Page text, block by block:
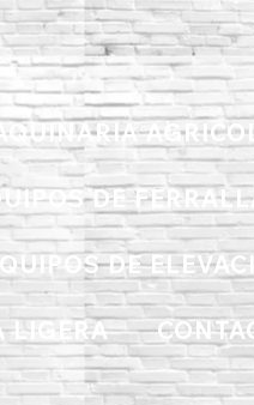
DE
DE
LIGERA